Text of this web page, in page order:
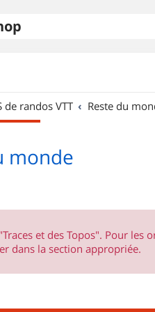
de randos VTT Reste du
monde
et des Topos". Pour les
dans la section appropriée.